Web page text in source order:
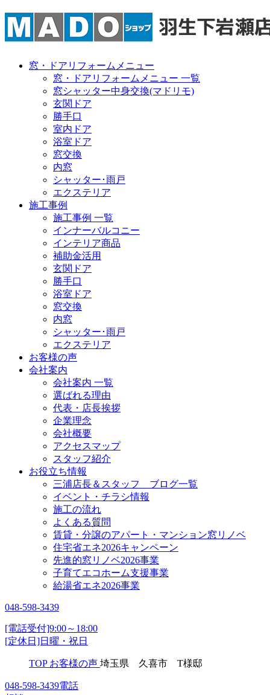
窓・ドアリフォームメニュー
窓・ドアリフォームメニュー 一覧
窓シャッター中身交換(マドリモ)
玄関ドア
勝手口
室内ドア
浴室ドア
窓交換
内窓
シャッター･雨戸
エクステリア
施工事例
施工事例 一覧
インナーバルコニー
インテリア商品
補助金活用
玄関ドア
勝手口
浴室ドア
窓交換
内窓
シャッター･雨戸
エクステリア
お客様の声
会社案内
会社案内 一覧
選ばれる理由
代表・店長挨拶
企業理念
会社概要
アクセスマップ
スタッフ紹介
お役立ち情報
三浦店長＆スタッフ ブログ一覧
イベント・チラシ情報
施工の流れ
よくある質問
賃貸・分譲のアパート・マンション窓リノベ
住宅省エネ2026キャンペーン
先進的窓リノベ2026事業
子育てエコホーム支援事業
給湯省エネ2026事業
048-598-3439
[電話受付]9:00～18:00
[定休日]日曜・祝日
TOP お客様の声 埼玉県 久喜市 T様邸
048-598-3439電話